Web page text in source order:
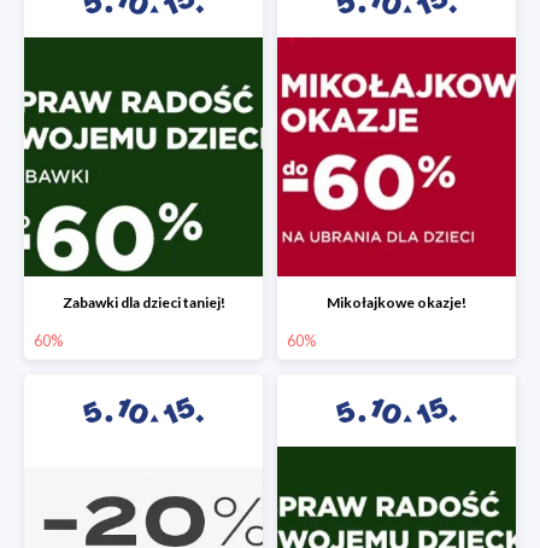
Zabawki dla dzieci taniej!
60%
Mikołajkowe okazje!
60%